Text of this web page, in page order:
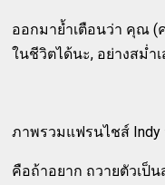
ออกมาย้ำเตือนว่า คุณ
ในชีวิตได้นะ, อย่างสม่ำ
ภาพรวมแฟรนไชส์ Indy
คือถ้าอยาก ถวายตัวเป็